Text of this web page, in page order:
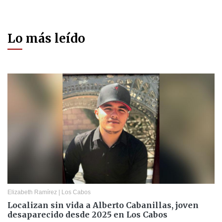
Lo más leído
Elizabeth Ramírez | Los Cabos
Localizan sin vida a Alberto Cabanillas, joven
desaparecido desde 2025 en Los Cabos